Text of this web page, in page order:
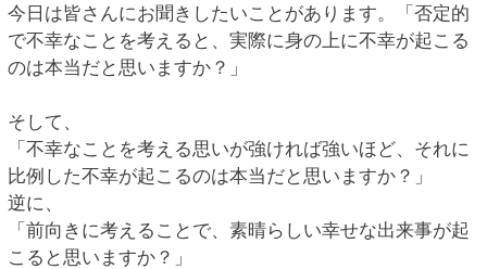
今日は皆さんにお聞きしたいことがあります。「否定的
で不幸なことを考えると、実際に身の上に不幸が起こる
のは本当だと思いますか？」
そして、
「不幸なことを考える思いが強ければ強いほど、それに
比例した不幸が起こるのは本当だと思いますか？」
逆に、
「前向きに考えることで、素晴らしい幸せな出来事が起
こると思いますか？」